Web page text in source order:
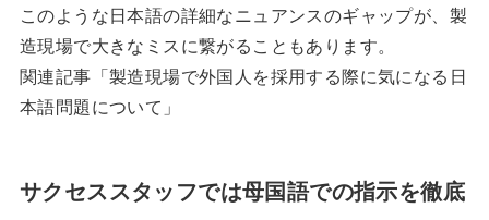
このような日本語の詳細なニュアンスのギャップが、製
造現場で大きなミスに繋がることもあります。
関連記事「 製造現場で外国人を採用する際に気になる日
本語問題について 」
サクセススタッフでは母国語での指示を徹底